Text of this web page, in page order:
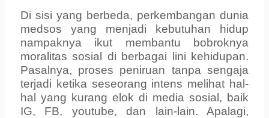
Di sisi yang berbeda, perkembangan dunia
medsos yang menjadi kebutuhan hidup
nampaknya ikut membantu bobroknya
moralitas sosial di berbagai lini kehidupan.
Pasalnya, proses peniruan tanpa sengaja
terjadi ketika seseorang intens melihat hal-
hal yang kurang elok di media sosial, baik
IG, FB, youtube, dan lain-lain. Apalagi,